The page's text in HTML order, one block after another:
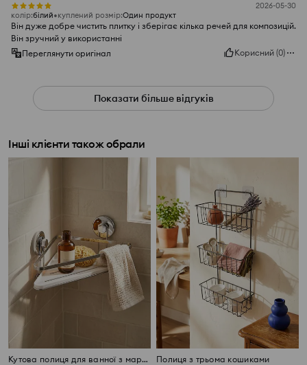
2026-05-30
колір:білий куплений розмір:Один продукт
Він дуже добре чистить плитку і зберігає кілька речей для композицій.
Він зручний у використанні
Переглянути оригінал
Корисний (0)
Показати більше відгуків
Інші клієнти також обрали
Кутова полиця для ванної з мармуровим візерунком Полиця з трьома кошиками